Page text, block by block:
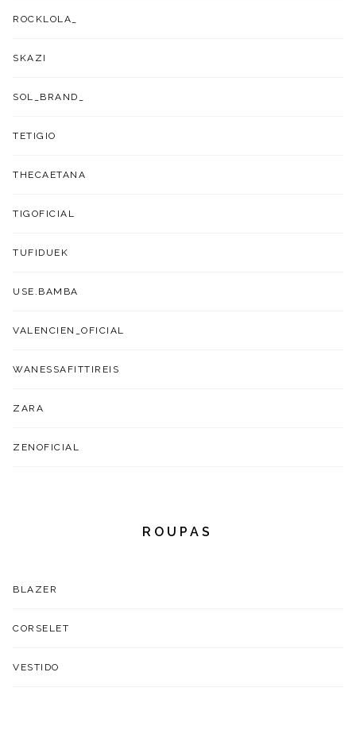
ROCKLOLA_
SKAZI
SOL_BRAND_
TETIGIO
THECAETANA
TIGOFICIAL
TUFIDUEK
USE.BAMBA
VALENCIEN_OFICIAL
WANESSAFITTIREIS
ZARA
ZENOFICIAL
ROUPAS
BLAZER
CORSELET
VESTIDO